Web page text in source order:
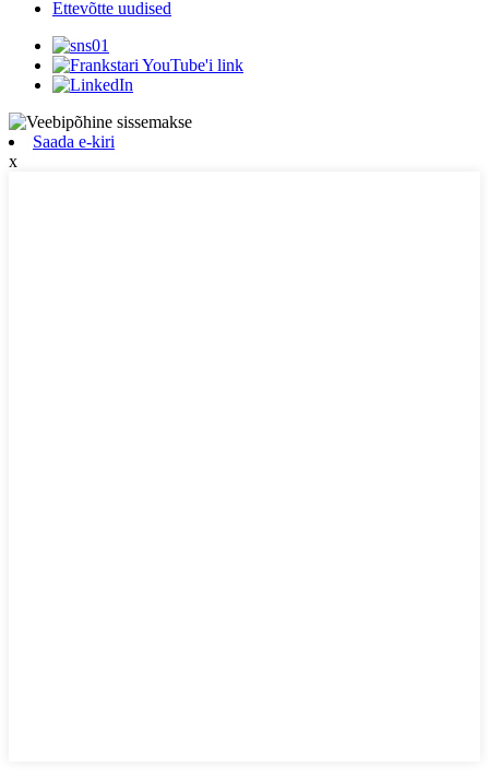
Ettevõtte uudised
Saada e-kiri
x